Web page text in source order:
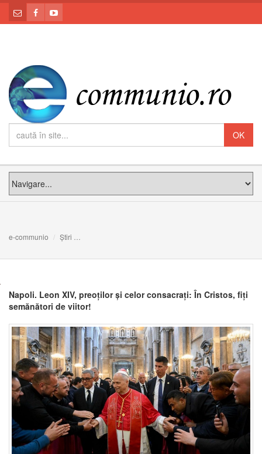
e-communio Știri
Napoli. Leon XIV, preoților și celor consacrați: În Cristos, fiți
semănători de viitor!